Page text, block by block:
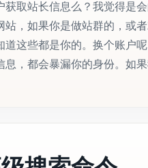
获取站长信息么？我觉得是
站，如果你是做站群的，或
道这些都是你的。换个账户
息，都会暴漏你的身份。如果